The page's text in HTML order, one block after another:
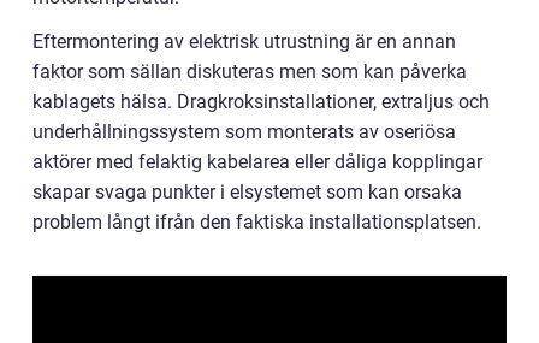
Eftermontering av elektrisk utrustning är en annan
faktor som sällan diskuteras men som kan påverka
kablagets hälsa. Dragkroksinstallationer, extraljus och
underhållningssystem som monterats av oseriösa
aktörer med felaktig kabelarea eller dåliga kopplingar
skapar svaga punkter i elsystemet som kan orsaka
problem långt ifrån den faktiska installationsplatsen.